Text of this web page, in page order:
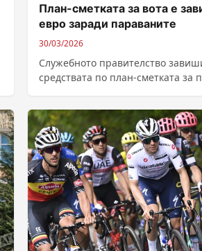
План-сметката за вота е
евро заради параваните
30/03/2026
Служебното правителство
средствата по план-сметката за